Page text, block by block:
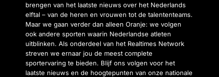
brengen van het laatste nieuws over het Nederlands
elftal – van de heren en vrouwen tot de talententeams.
Maar we gaan verder dan alleen Oranje: we volgen
ook andere sporten waarin Nederlandse atleten
uitblinken. Als onderdeel van het Realtimes Network
streven we ernaar jou de meest complete
sportervaring te bieden. Blijf ons volgen voor het
laatste nieuws en de hoogtepunten van onze nationale